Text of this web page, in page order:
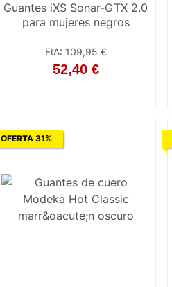
Guantes iXS Sonar-GTX 2.0
para mujeres negros
EIA:109,95 €
52,40 €
OFERTA 31%